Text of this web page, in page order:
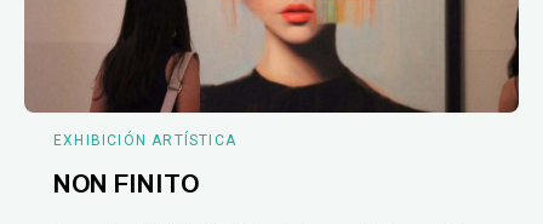
EXHIBICIÓN ARTÍSTICA
NON FINITO